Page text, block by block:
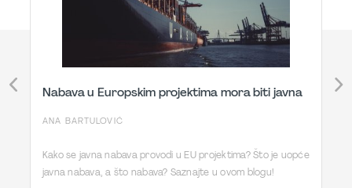
Nabava u Europskim projektima mora biti javna
ANA BARTULOVIĆ
Kako se javna nabava provodi u EU projektima? Što je uopće
javna nabava, a što nabava? Saznajte u ovom blogu!